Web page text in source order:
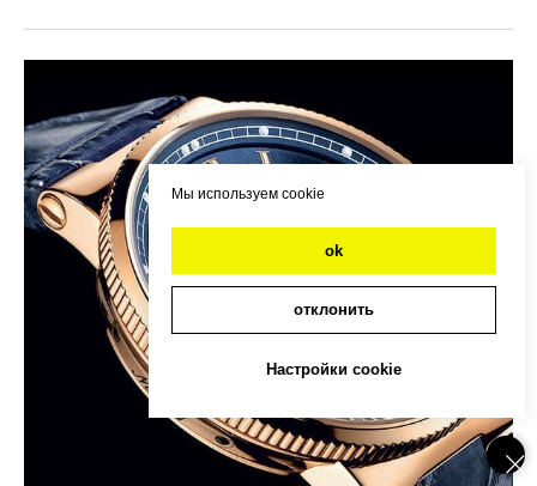
Мы используем cookie
ok
отклонить
Настройки cookie